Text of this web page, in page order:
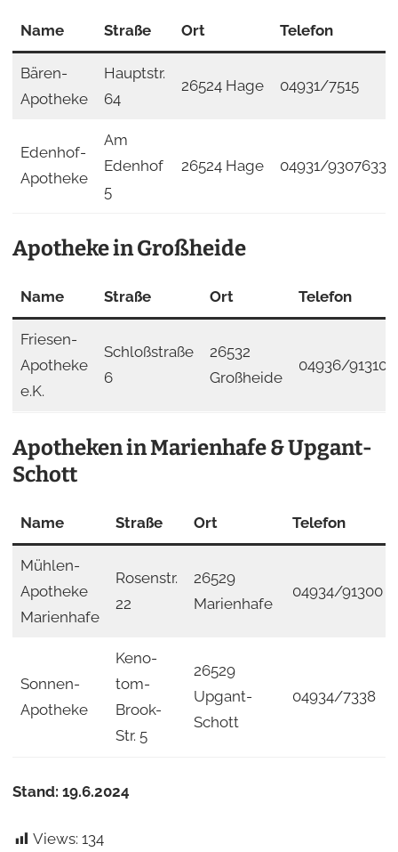
Name Straße Ort Telefon
Bären-
Apotheke
Hauptstr.
64
26524 Hage 04931/7515
Edenhof-
Apotheke
Am
Edenhof
5
26524 Hage 04931/9307633
Apotheke in Großheide
Name Straße Ort Telefon
Friesen-
Apotheke
e.K.
Schloßstraße
6
26532
Großheide
04936/913100
Apotheken in Marienhafe & Upgant-
Schott
Name Straße Ort Telefon
Mühlen-
Apotheke
Marienhafe
Rosenstr.
22
26529
Marienhafe
04934/91300
Sonnen-
Apotheke
Keno-
tom-
Brook-
Str. 5
26529
Upgant-
Schott
04934/7338
Stand: 19.6.2024
Views: 134